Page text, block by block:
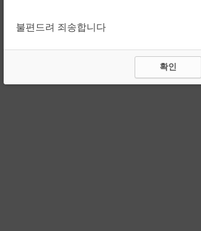
불편드려 죄송합니다
확인